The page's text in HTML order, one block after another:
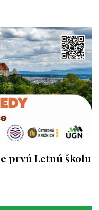
prvú Letnú školu